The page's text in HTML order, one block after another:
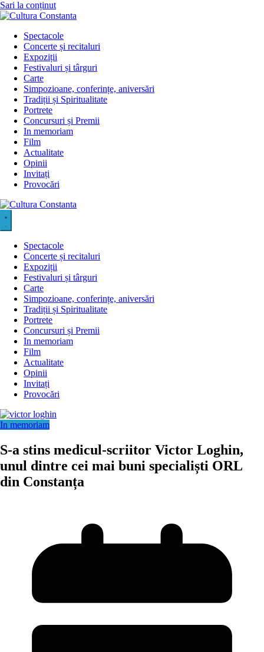
Sari la conținut
Spectacole
Concerte și recitaluri
Expoziții
Festivaluri și târguri
Carte
Simpozioane, conferințe, aniversări
Tradiții și Spiritualitate
Portrete
Concursuri și Premii
In memoriam
Film
Actualitate
Opinii
Invitați
Provocări
Spectacole
Concerte și recitaluri
Expoziții
Festivaluri și târguri
Carte
Simpozioane, conferințe, aniversări
Tradiții și Spiritualitate
Portrete
Concursuri și Premii
In memoriam
Film
Actualitate
Opinii
Invitați
Provocări
In memoriam
S-a stins medicul-scriitor Victor Loghin,
unul dintre cei mai buni specialiști ORL
din Constanța